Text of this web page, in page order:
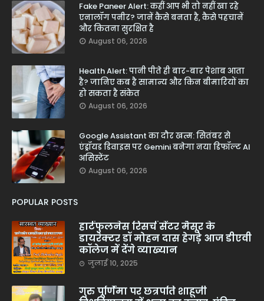
Fake Paneer Alert: कहीं आप भी तो नहीं खा रहे
एनालॉग पनीर? जानें कैसे बनता है, कैसे पहचानें
और कितना सुरक्षित है
August 06, 2026
Health Alert: पानी पीते ही बार-बार पेशाब आता
है? जानिए कब है सामान्य और किन बीमारियों का
हो सकता है संकेत
August 06, 2026
Google Assistant का दौर खत्म: सितंबर से
एंड्रॉयड डिवाइस पर Gemini बनेगा नया डिफॉल्ट AI
असिस्टेंट
August 06, 2026
POPULAR POSTS
हार्टफुलनेस रिसर्च सेंटर मैसूर के
डायरेक्टर डॉ मोहन दास हेगड़े आज डीएवी
कॉलेज में देंगे व्याख्यान
जुलाई 10, 2025
गुरु पूर्णिमा पर छत्रपति शाहूजी